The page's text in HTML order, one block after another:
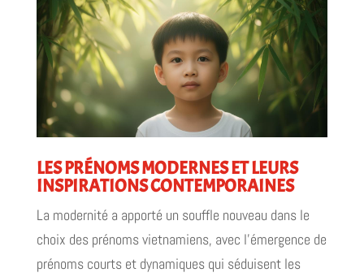
LES PRÉNOMS MODERNES ET LEURS
INSPIRATIONS CONTEMPORAINES
La modernité a apporté un souffle nouveau dans le
choix des prénoms vietnamiens, avec l'émergence de
prénoms courts et dynamiques qui séduisent les